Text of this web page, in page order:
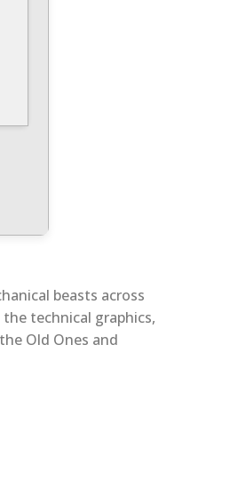
beasts across
technical graphics,
Old Ones and